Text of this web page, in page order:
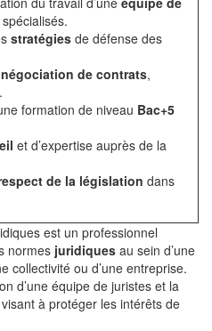
stratégies de défense des
négociation de contrats,
formation de niveau Bac+5
et d’expertise auprès de la
de la législation dans
est un professionnel
normes juridiques au sein d’une
collectivité ou d’une entreprise.
d’une équipe de juristes et la
à protéger les intérêts de